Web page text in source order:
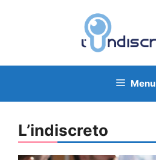
Menu
L’indiscreto